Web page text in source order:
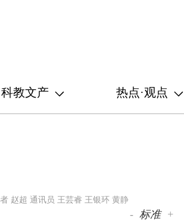
科教文产 热点·观点
赵超 通讯员 王芸睿 王银环 黄静
- 标准 +